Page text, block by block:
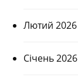
Лютий 2026
Січень 2026